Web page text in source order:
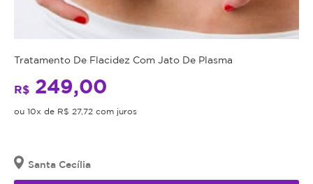
Tratamento De Flacidez Com Jato De Plasma
R$ 249,00
ou 10x de R$ 27,72 com juros
Santa Cecília